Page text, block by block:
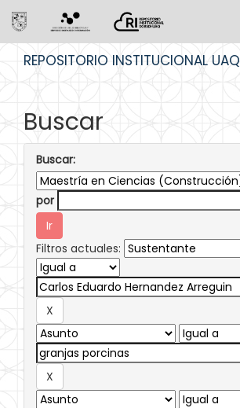
REPOSITORIO INSTITUCIONAL UAQ
Buscar
Buscar:
por
Filtros actuales: